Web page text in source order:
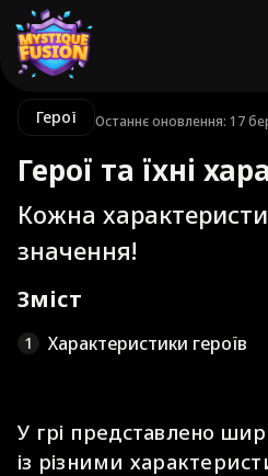
Герої Останнє оновлення: 17
Герої та їхні
Кожна
значення!
Зміст
1 Характеристики героїв
У грі представлено
із різними